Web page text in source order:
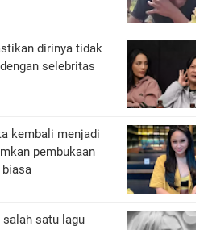
dirinya tidak
selebritas
kembali menjadi
pembukaan
biasa
salah satu lagu